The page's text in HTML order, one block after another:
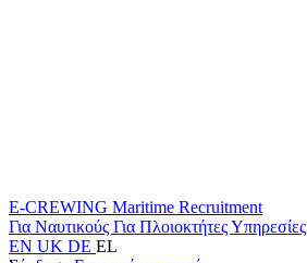
E-CREWING Maritime Recruitment
Για Ναυτικούς Για ΠλοιοκτήτεςΥπηρεσίες
EN UK DE EL